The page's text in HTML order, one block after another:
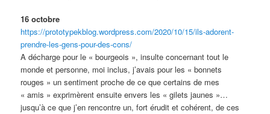
16 octobre
https://prototypekblog.wordpress.com/2020/10/15/ils-adorent-
prendre-les-gens-pour-des-cons/
A décharge pour le « bourgeois », insulte concernant tout le
monde et personne, moi inclus, j’avais pour les « bonnets
rouges » un sentiment proche de ce que certains de mes
« amis » exprimèrent ensuite envers les « gilets jaunes »…
jusqu’à ce que j’en rencontre un, fort érudit et cohérent, de ces